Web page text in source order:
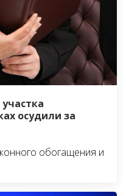
осудили за
обогащения и